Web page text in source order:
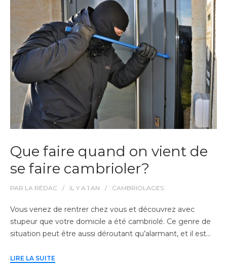
Que faire quand on vient de
se faire cambrioler?
PAR LA RÉDAC IL Y A 1 AN CAMBRIOLAGES
Vous venez de rentrer chez vous et découvrez avec
stupeur que votre domicile a été cambriolé. Ce genre de
situation peut être aussi déroutant qu’alarmant, et il est…
LIRE LA SUITE